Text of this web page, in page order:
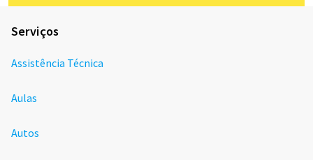
Serviços
Assistência Técnica
Aulas
Autos